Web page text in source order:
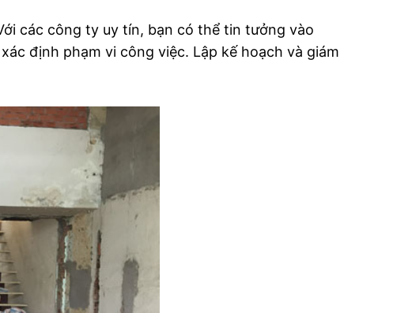
các công ty uy tín, bạn có thể tin tưởng vào
định phạm vi công việc. Lập kế hoạch và giám